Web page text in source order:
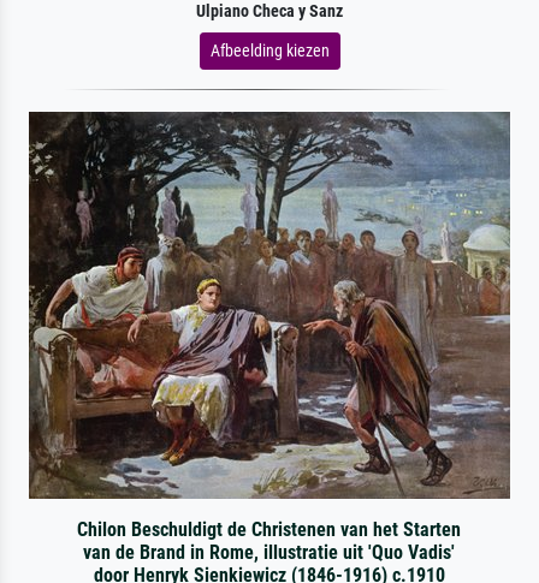
Ulpiano Checa y Sanz
Afbeelding kiezen
Chilon Beschuldigt de Christenen van het Starten
van de Brand in Rome, illustratie uit 'Quo Vadis'
door Henryk Sienkiewicz (1846-1916) c.1910